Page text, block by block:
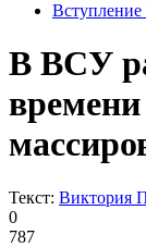
В ВСУ
Текст: Виктория
0
787